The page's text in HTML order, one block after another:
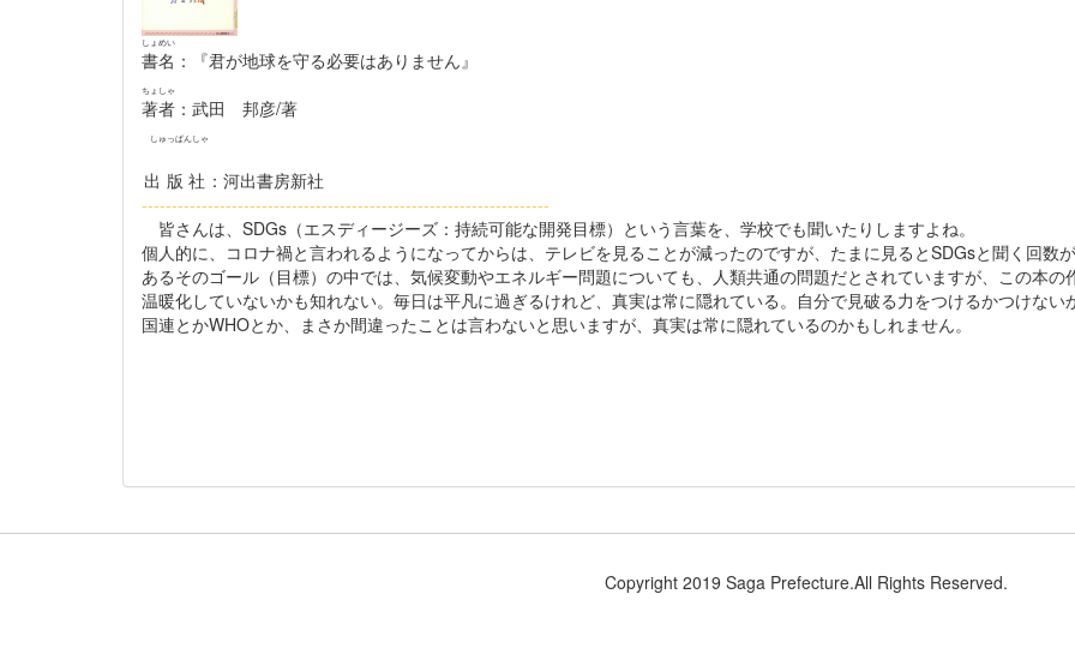
書名
しょめい
：『君が地球を守る必要はありません』
著者
ちょしゃ
：武田 邦彦/著
出版社
しゅっぱんしゃ
：河出書房新社
--------------------------------------------------------------------
皆さんは、SDGs（エスディージーズ：持続可能な開発目標）という言葉を、学校でも聞いたりしますよね。
個人的に、コロナ禍と言われるようになってからは、テレビを見ることが減ったのですが、たまに見るとSDGsと聞く回数
あるそのゴール（目標）の中では、気候変動やエネルギー問題についても、人類共通の問題だとされていますが、この本
温暖化していないかも知れない。毎日は平凡に過ぎるけれど、真実は常に隠れている。自分で見破る力をつけるかつけな
国連とかWHOとか、まさか間違ったことは言わないと思いますが、真実は常に隠れているのかもしれません。
Copyright 2019 Saga Prefecture.All Rights Reserved.